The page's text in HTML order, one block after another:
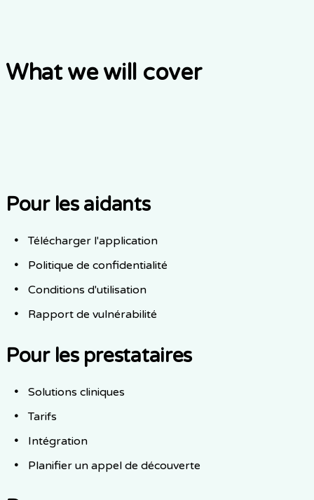
What we will cover
Pour les aidants
Télécharger l'application
Politique de confidentialité
Conditions d'utilisation
Rapport de vulnérabilité
Pour les prestataires
Solutions cliniques
Tarifs
Intégration
Planifier un appel de découverte